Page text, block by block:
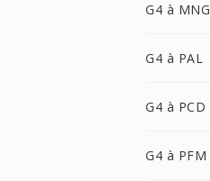
G4 à MNG
G4 à PAL
G4 à PCD
G4 à PFM